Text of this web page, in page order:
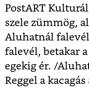
PostART
szele zümmög,
Aluhatnál
falevél, betakar a
egekig ér. /
Reggel a kacagás